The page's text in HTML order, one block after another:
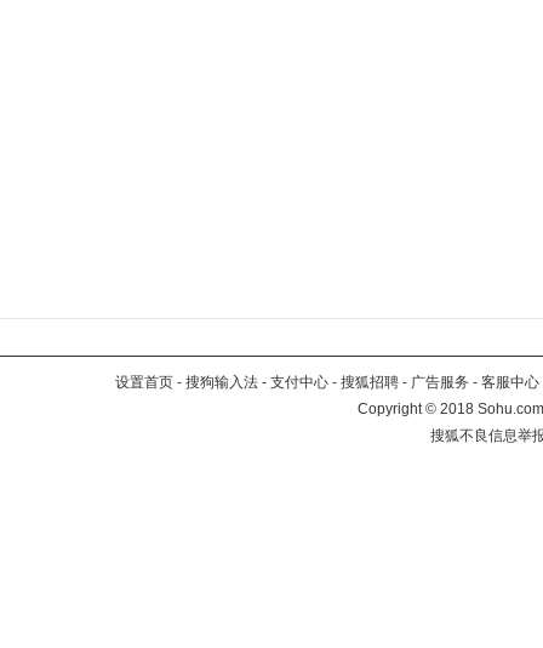
设置首页 - 搜狗输入法 - 支付中心 - 搜狐招聘 - 广告服务 - 客服中心
Copyright©2018
搜狐不良信息举